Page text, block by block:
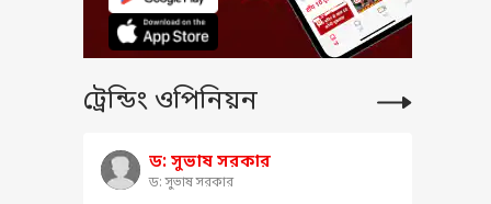
ট্রেন্ডিং ওপিনিয়ন
ড: সুভাষ সরকার
ড: সুভাষ সরকার